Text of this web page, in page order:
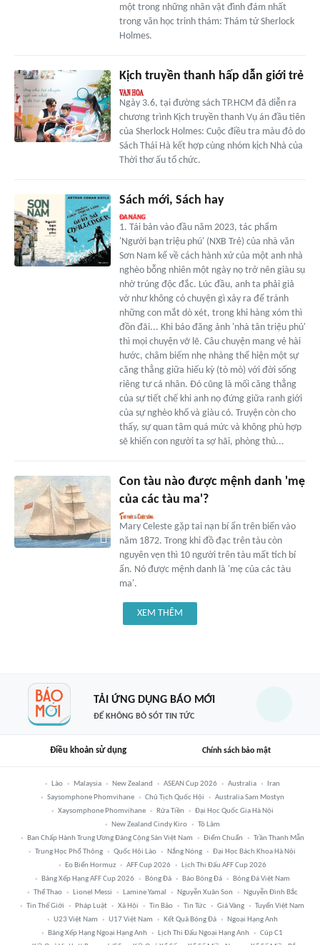
một trong những nhân vật đình đám nhất
trong văn học trinh thám: Thám tử Sherlock
Holmes.
Kịch truyền thanh hấp dẫn giới trẻ
Ngày 3.6, tại đường sách TP.HCM đã diễn ra
chương trình Kịch truyền thanh Vụ án đầu tiên
của Sherlock Holmes: Cuộc điều tra màu đỏ do
Sách Thái Hà kết hợp cùng nhóm kịch Nhà của
Thời thơ ấu tổ chức.
Sách mới, Sách hay
1. Tái bản vào đầu năm 2023, tác phẩm
'Người bạn triệu phú' (NXB Trẻ) của nhà văn
Sơn Nam kể về cách hành xử của một anh nhà
nghèo bỗng nhiên một ngày nọ trở nên giàu sụ
nhờ trúng độc đắc. Lúc đầu, anh ta phải giả
vờ như không có chuyện gì xảy ra để tránh
những con mắt dò xét, trong khi hàng xóm thì
đồn đãi... Khi báo đăng ảnh 'nhà tân triệu phú'
thì mọi chuyện vỡ lẽ. Câu chuyện mang vẻ hài
hước, châm biếm nhẹ nhàng thể hiện một sự
căng thẳng giữa hiếu kỳ (tò mò) với đời sống
riêng tư cá nhân. Đó cũng là mối căng thẳng
của sự tiết chế khi anh nọ đứng giữa ranh giới
của sự nghèo khổ và giàu có. Truyện còn cho
thấy, sự quan tâm quá mức và không phù hợp
sẽ khiến con người ta sợ hãi, phòng thủ...
Con tàu nào được mệnh danh 'mẹ
của các tàu ma'?
Mary Celeste gặp tai nạn bí ẩn trên biển vào
năm 1872. Trong khi đồ đạc trên tàu còn
nguyên vẹn thì 10 người trên tàu mất tích bí
ẩn. Nó được mệnh danh là 'mẹ của các tàu
ma'.
XEM THÊM
TẢI ỨNG DỤNG BÁO MỚI
ĐỂ KHÔNG BỎ SÓT TIN TỨC
Điều khoản sử dụng Chính sách bảo mật
Lào Malaysia New Zealand ASEAN Cup 2026 Australia
Iran
Saysomphone Phomvihane
Chủ Tịch Quốc Hội
Australia Sam Mostyn
Xaysomphone Phomvihane
Rửa Tiền
Đại Học Quốc Gia Hà Nội
New Zealand Cindy Kiro
Tô Lâm
Ban Chấp Hành Trung Ương Đảng Cộng Sản Việt Nam
Điểm Chuẩn
Trần Thanh Mẫn
Trung Học Phổ Thông
Quốc Hội Lào Nắng Nóng
Đại Học Bách Khoa Hà Nội
Eo Biển Hormuz
AFF Cup 2026
Lịch Thi Đấu AFF Cup 2026
Bảng Xếp Hạng AFF Cup 2026
Bóng Đá Báo Bóng Đá
Bóng Đá Việt Nam
Thể Thao
Lionel Messi Lamine Yamal Nguyễn Xuân Son
Nguyễn Đình Bắc
Tin Thế Giới
Pháp Luật Xã Hội Tin Bão Tin Tức Giá Vàng
Tuyển Việt Nam
U23 Việt Nam
U17 Việt Nam Kết Quả Bóng Đá
Ngoại Hạng Anh
Bảng Xếp Hạng Ngoại Hạng Anh
Lịch Thi Đấu Ngoại Hạng Anh
Cúp C1